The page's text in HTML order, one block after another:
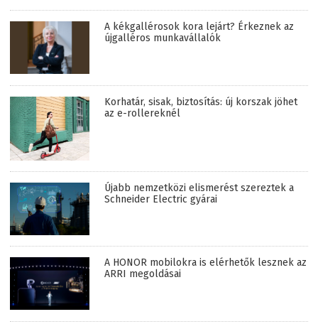
A kékgallérosok kora lejárt? Érkeznek az
újgalléros munkavállalók
Korhatár, sisak, biztosítás: új korszak jöhet
az e-rollereknél
Újabb nemzetközi elismerést szereztek a
Schneider Electric gyárai
A HONOR mobilokra is elérhetők lesznek az
ARRI megoldásai